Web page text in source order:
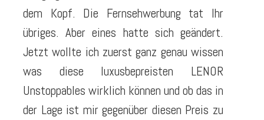
dem Kopf. Die Fernsehwerbung tat Ihr
übriges. Aber eines hatte sich geändert.
Jetzt wollte ich zuerst ganz genau wissen
was diese luxusbepreisten LENOR
Unstoppables wirklich können und ob das in
der Lage ist mir gegenüber diesen Preis zu